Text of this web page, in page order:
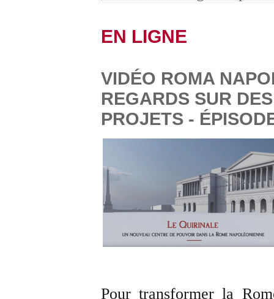
EN LIGNE
VIDÉO ROMA
REGARDS SUR
PROJETS -
Pour transformer la